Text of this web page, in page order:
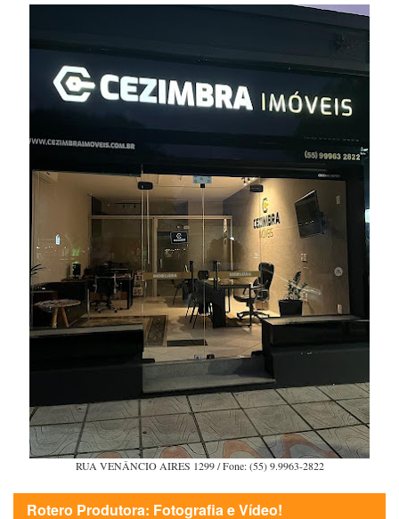
RUA VENÂNCIO AIRES 1299 / Fone: (55) 9.9963-2822
Rotero Produtora: Fotografia e Vídeo!